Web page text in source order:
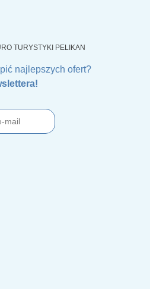
najlepszych ofert?
TURYSTYKI PELIKAN